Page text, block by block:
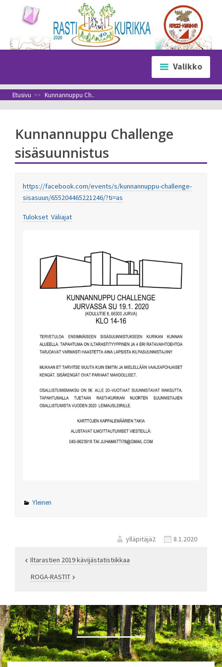
sisältöön
Valikko
Etusivu >> Kunnannuppu Ch..
Kunnannuppu Challenge
sisäsuunnistus
https://facebook.com/events/s/kunnannuppu-challenge-
sisasuun/655204465221246/?ti=as
Tulokset Väliajat
Yleinen
ylläpitäjä2 8.1.2020
Artikkelien
Iltarastien 2019 kävijästatistiikkaa
ROGA-RASTIT